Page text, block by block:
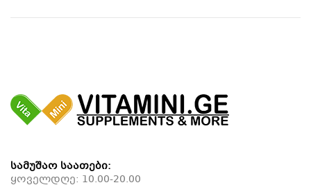
სამუშაო საათები:
ყოველდღე: 10.00-20.00